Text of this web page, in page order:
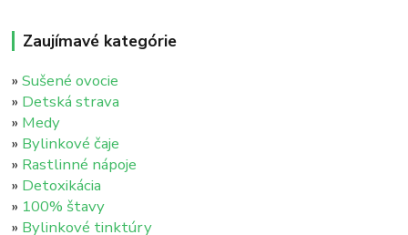
Zaujímavé kategórie
»Sušené ovocie
» Detská strava
» Medy
» Bylinkové čaje
» Rastlinné nápoje
» Detoxikácia
» 100% štavy
» Bylinkové tinktúry